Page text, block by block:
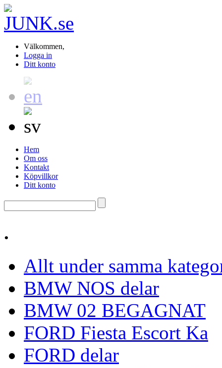
Välkommen,
Logga in
Ditt konto
Hem
Om oss
Kontakt
Köpvillkor
Ditt konto
.
Allt under samma
BMW NOS delar
BMW 02 BEGAGNAT
FORD Fiesta Escort Ka
FORD delar